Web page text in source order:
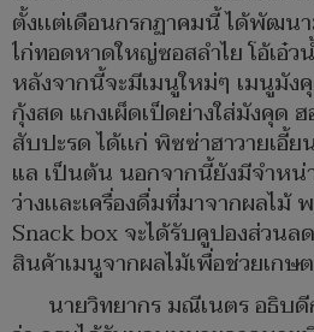
ตั้งเเต่เดือนกรกฏาคมนี้ ได้พัฒนา
ไก่ทอดหาดใหญ่ซอสลำไย โอ้เอ๋ว
หลังจากนี้จะมีเมนูใหม่ๆ เมนูมัง
กุ้งสด แกงเผ็ดเป็ดย่างใส่มังคุด
สับปะรด ได้เเก่ พิซซ่าฮาวายเอี้
แล เป็นต้น นอกจากนี้ยังมีจำหน่
ว่างเเละเครื่องดื่มที่มาจากผลไม้
Snack box จะได้รับคูปองส่วนล
สินค้าเมนูจากผลไม้เพื่อช่วยเกษ
นายวิทยากร มณีเนตร อธิบดี